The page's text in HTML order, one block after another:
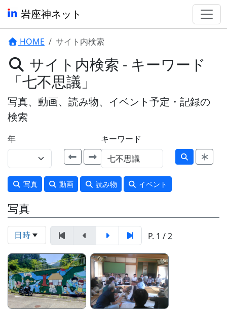
岩座神ネット
HOME サイト内検索
サイト内検索 - キーワード
「七不思議」
写真、動画、読み物、イベント予定・記録の
検索
年 キーワード
写真 動画 読み物 イベント
写真
日時 P. 1 / 2